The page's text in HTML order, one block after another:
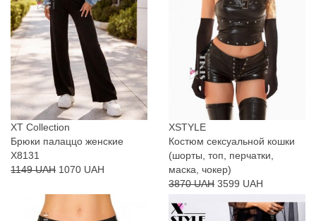
XT Collection
Брюки палаццо женские
X8131
1149 UAH 1070 UAH
XSTYLE
Костюм сексуальной кошки
(шорты, топ, перчатки,
маска, чокер)
3870 UAH 3599 UAH